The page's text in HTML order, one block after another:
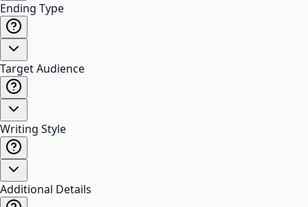
Ending Type
Target Audience
Writing Style
Additional Details